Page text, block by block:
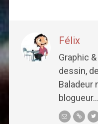
Félix
Graphic
dessin,
Baladeur